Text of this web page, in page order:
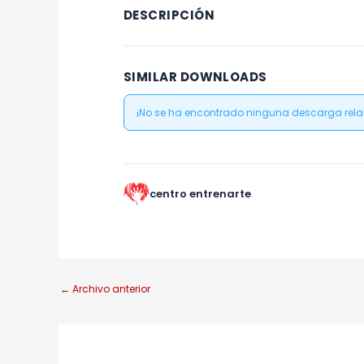
DESCRIPCIÓN
SIMILAR DOWNLOADS
¡No se ha encontrado ninguna descarga
centro entrenarte
← Archivo anterior